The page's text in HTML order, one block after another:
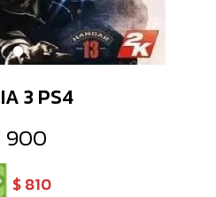
3 PS4
900
$810